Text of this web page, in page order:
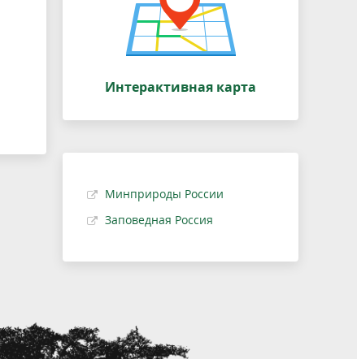
Интерактивная карта
Минприроды России
Заповедная Россия